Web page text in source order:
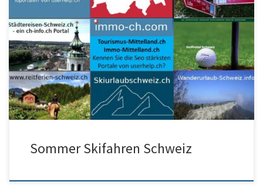
Sommerskifahren Zermatt und Saas-Fee – Stalden ist ideal als
Unterkunft (keine bezahlte Werbung!) Sommerskiurlaub Schweiz
Karte Skiurlaub Wallis – Karte […]
Sommer Skifahren Schweiz